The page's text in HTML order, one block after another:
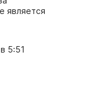
является
5:51